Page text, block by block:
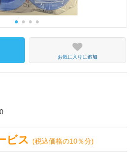
お気に入りに追加
ビス(税込価格の10％分)